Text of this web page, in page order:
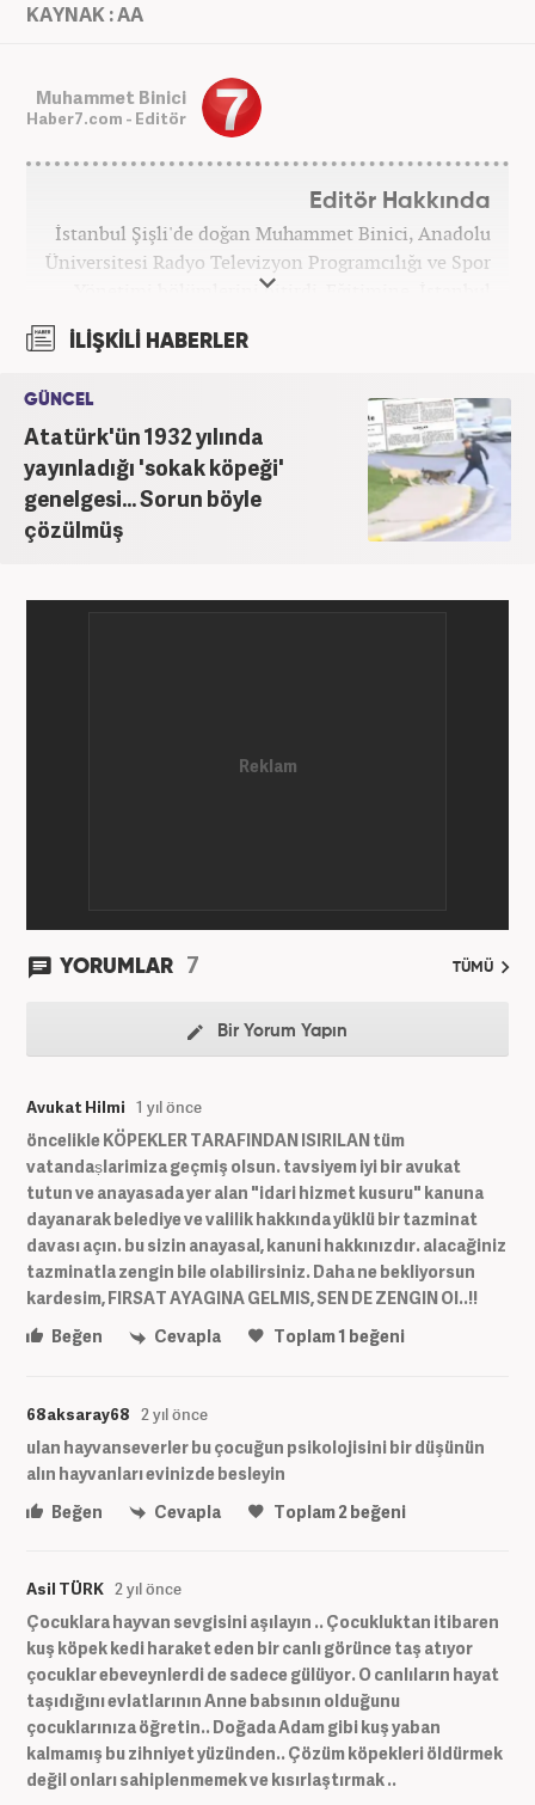
KAYNAK : AA
Muhammet Binici
Haber7.com - Editör
Editör Hakkında
İstanbul Şişli'de doğan Muhammet Binici, Anadolu
Üniversitesi Radyo Televizyon Programcılığı ve Spor
Yönetimi bölümlerini bitirdi. Eğitimine, İstanbul
etmektedir. Gazeteciliğe 2012 yılında yerel haber
Magazin alanlarında editör-muhabirlik yaptı. 2016
yılında Yeni Akit Gazetesi'nde bir yıl muhabirlik
yaptıktan sonra, 2020 Eylül itibariyle Haber7'de
'Gündem Editörü' olarak görevine devam
etmektedir.
İLİŞKİLİ HABERLER
GÜNCEL
Atatürk'ün 1932 yılında
yayınladığı 'sokak köpeği'
genelgesi... Sorun böyle
çözülmüş
YORUMLAR 7 TÜMÜ
Bir Yorum Yapın
Avukat Hilmi 1 yıl önce
öncelikle KÖPEKLER TARAFINDAN ISIRILAN tüm
vatandaṣlarimiza geçmiş olsun. tavsiyem iyi bir avukat
tutun ve anayasada yer alan "idari hizmet kusuru" kanuna
dayanarak belediye ve valilik hakkında yüklü bir tazminat
davası açın. bu sizin anayasal, kanuni hakkınızdır. alacağiniz
tazminatla zengin bile olabilirsiniz. Daha ne bekliyorsun
kardesim, FIRSAT AYAGINA GELMIS, SEN DE ZENGIN Ol..!!
Beğen
Cevapla Toplam1 beğeni
68aksaray68 2 yıl önce
ulan hayvanseverler bu çocuğun psikolojisini bir düşünün
alın hayvanları evinizde besleyin
Beğen
Cevapla Toplam2beğeni
Asil TÜRK 2 yıl önce
Çocuklara hayvan sevgisini aşılayın .. Çocukluktan itibaren
kuş köpek kedi haraket eden bir canlı görünce taş atıyor
çocuklar ebeveynlerdi de sadece gülüyor. O canlıların hayat
taşıdığını evlatlarının Anne babsının olduğunu
çocuklarınıza öğretin.. Doğada Adam gibi kuş yaban
kalmamış bu zihniyet yüzünden.. Çözüm köpekleri öldürmek
değil onları sahiplenmemek ve kısırlaştırmak ..